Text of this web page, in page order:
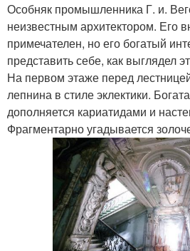
Особняк промышленника Г. и.
неизвестным архитектором. Его
примечателен, но его богатый
представить себе, как выглядел
На первом этаже перед
лепнина в стиле эклектики.
дополняется кариатидами и
Фрагментарно угадывается